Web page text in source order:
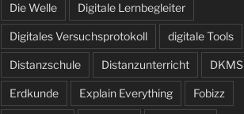
Die Welle Digitale Lernbegleiter
Digitales Versuchsprotokoll digitale Tools
Distanzschule Distanzunterricht DKMS
Erdkunde Explain Everything Fobizz